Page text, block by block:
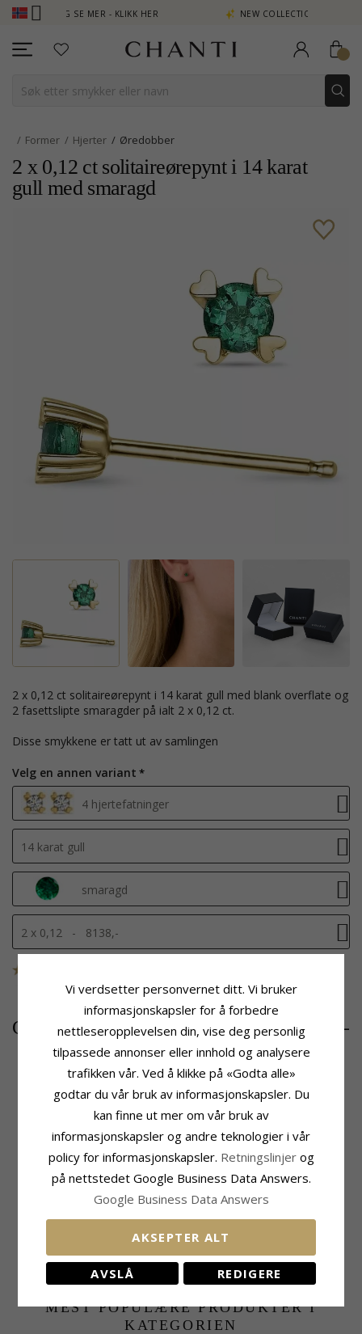
SE MER - KLIKK HER NEW COLLECTION | AURA
Former Hjerter Øredobber
2 x 0,12 ct solitaireørepynt i 14 karat
gull med smaragd
2 x 0,12 ct solitaireørepynt i 14 karat gull med blank overflate og
2 fasettslipte smaragder på ialt 2 x 0,12 ct.
Disse smykkene er tatt ut av samlingen
Velg en annen variant
4 hjertefatninger
14 karat gull
smaragd
2 x 0,12 - 8138,-
CHANTI-pris 8138,-
Produktinformasjon
2 X 0,12 Ct
Øredobber:Solitaireørepynt
Edelmetall:
14 Karat Gull
Overflate:
Blank
Fatning:4 Hjertefatninger
Stein
Antall:2
Sliping:Fasettslipt
Stein:
Smaragd
Karat:
Diameter: 3,9 mm
Leveringstid:Ca. 5-10 Hverdager
MEST POPULÆRE PRODUKTER I
KATEGORIEN
Vi verdsetter personvernet ditt. Vi bruker
informasjonskapsler for å forbedre
nettleseropplevelsen din, vise deg personlig
tilpassede annonser eller innhold og analysere
trafikken vår. Ved å klikke på «Godta alle»
godtar du vår bruk av informasjonskapsler. Du
kan finne ut mer om vår bruk av
informasjonskapsler og andre teknologier i vår
policy for informasjonskapsler. Retningslinjer og
på nettstedet Google Business Data Answers.
Google Business Data Answers
AKSEPTER ALT
AVSLÅ REDIGERE